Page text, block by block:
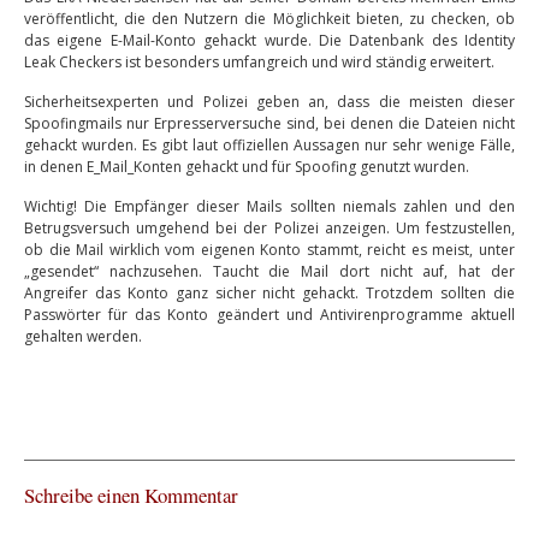
veröffentlicht, die den Nutzern die Möglichkeit bieten, zu checken, ob
das eigene E-Mail-Konto gehackt wurde. Die Datenbank des Identity
Leak Checkers ist besonders umfangreich und wird ständig erweitert.
Sicherheitsexperten und Polizei geben an, dass die meisten dieser
Spoofingmails nur Erpresserversuche sind, bei denen die Dateien nicht
gehackt wurden. Es gibt laut offiziellen Aussagen nur sehr wenige Fälle,
in denen E_Mail_Konten gehackt und für Spoofing genutzt wurden.
Wichtig! Die Empfänger dieser Mails sollten niemals zahlen und den
Betrugsversuch umgehend bei der Polizei anzeigen. Um festzustellen,
ob die Mail wirklich vom eigenen Konto stammt, reicht es meist, unter
„gesendet“ nachzusehen. Taucht die Mail dort nicht auf, hat der
Angreifer das Konto ganz sicher nicht gehackt. Trotzdem sollten die
Passwörter für das Konto geändert und Antivirenprogramme aktuell
gehalten werden.
Schreibe einen Kommentar